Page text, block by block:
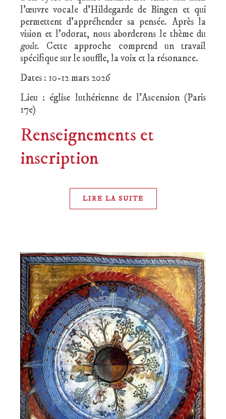
l’œuvre vocale d’Hildegarde de Bingen et qui
permettent d’appréhender sa pensée. Après la
vision et l’odorat, nous aborderons le thème du
goût. Cette approche comprend un travail
spécifique sur le souffle, la voix et la résonance.
Dates : 10-12 mars 2026
Lieu : église luthérienne de l’Ascension (Paris
17e)
Renseignements et
inscription
LIRE LA SUITE